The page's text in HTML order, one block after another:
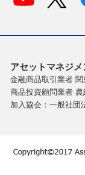
アセットマネジ
金融商品取引業者
商品投資顧問業者
加入協会：一般社団